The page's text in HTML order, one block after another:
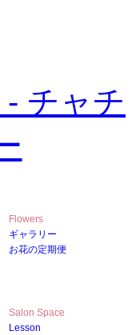
Flowers
ギャラリー
お花の定期便
Salon Space
Lesson